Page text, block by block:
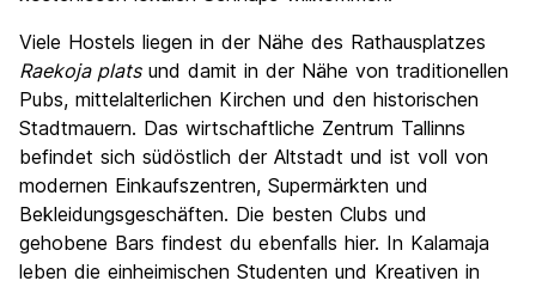
Viele Hostels liegen in der Nähe des Rathausplatzes
Raekoja platsund damit in der Nähe von traditionellen
Pubs, mittelalterlichen Kirchen und den historischen
Stadtmauern. Das wirtschaftliche Zentrum Tallinns
befindet sich südöstlich der Altstadt und ist voll von
modernen Einkaufszentren, Supermärkten und
Bekleidungsgeschäften. Die besten Clubs und
gehobene Bars findest du ebenfalls hier. In Kalamaja
leben die einheimischen Studenten und Kreativen in